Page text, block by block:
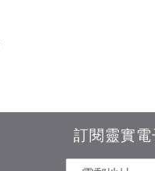
訂閱靈實電